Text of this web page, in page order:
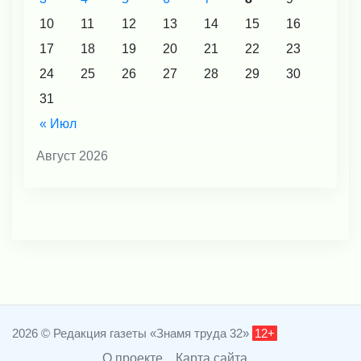
Август 2026
« Июл
10
11 12 13 14 15
16
17
18 19 20 21 22
23
24
25 26 27 28 29
30
31
2026 © Редакция газеты «Знамя труда 32» 12+
О проекте
Карта сайта